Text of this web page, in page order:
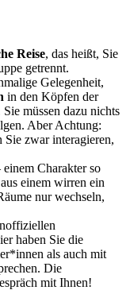
Reise, das heißt, Sie
getrennt.
Gelegenheit,
in den Köpfen der
müssen dazu nichts
Aber Achtung:
Sie zwar interagieren,
Charakter so
einem wirren ein
nur wechseln,
haben Sie die
als auch mit
Die
mit Ihnen!